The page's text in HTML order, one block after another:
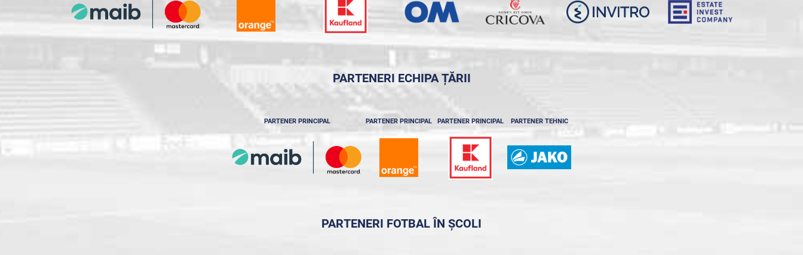
PARTENERI ECHIPA ȚĂRII
PARTENER PRINCIPAL PARTENER PRINCIPAL PARTENER PRINCIPAL PARTENER TEHNIC
PARTENERI FOTBAL ÎN ȘCOLI